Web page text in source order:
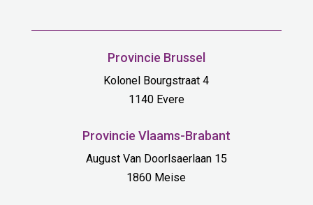
Provincie Brussel
Kolonel Bourgstraat 4
1140 Evere
Provincie Vlaams-Brabant
August Van Doorlsaerlaan 15
1860 Meise